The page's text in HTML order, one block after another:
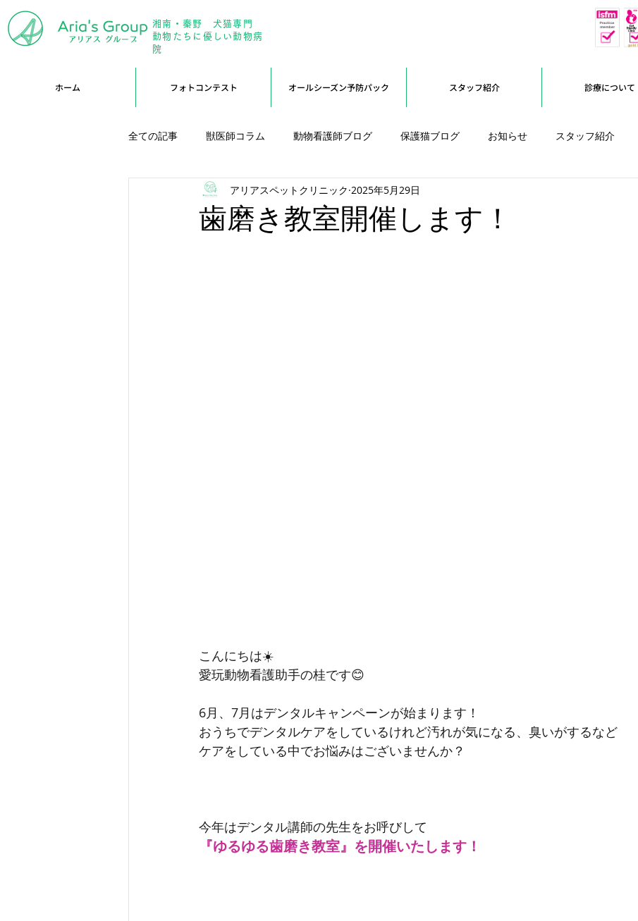
湘南・秦野 犬猫専門
動物たちに優しい動物病
院
ホーム フォトコンテスト オールシーズン予防パック スタッフ紹介 診療について
全ての記事 獣医師コラム 動物看護師ブログ 保護猫ブログ お知らせ スタッフ紹介
アリーブログ Branブログ オープンに向けて
歯磨き教室開催します！
アリアスペットクリニック 2025年5月29日
こんにちは☀️
愛玩動物看護助手の桂です😊
6月、7月はデンタルキャンペーンが始まります！
おうちでデンタルケアをしているけれど汚れが気になる、臭いがするなど
ケアをしている中でお悩みはございませんか？
今年はデンタル講師の先生をお呼びして
『ゆるゆる歯磨き教室』を開催いたします！